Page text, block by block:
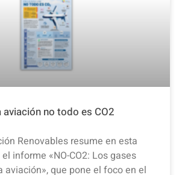
aviación no todo es CO2
Renovables resume en esta
informe «NO-CO2: Los gases
aviación», que pone el foco en el